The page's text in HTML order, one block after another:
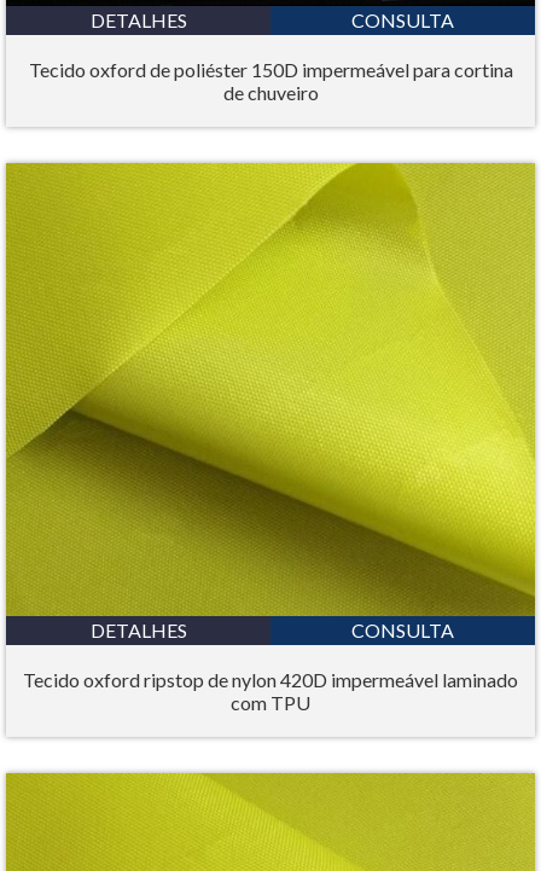
DETALHES CONSULTA
Tecido oxford de poliéster 150D impermeável para cortina
de chuveiro
DETALHES CONSULTA
Tecido oxford ripstop de nylon 420D impermeável laminado
com TPU